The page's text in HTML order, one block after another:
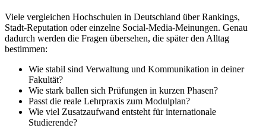
Viele vergleichen Hochschulen in Deutschland über Rankings,
Stadt-Reputation oder einzelne Social-Media-Meinungen. Genau
dadurch werden die Fragen übersehen, die später den Alltag
bestimmen:
Wie stabil sind Verwaltung und Kommunikation in deiner
Fakultät?
Wie stark ballen sich Prüfungen in kurzen Phasen?
Passt die reale Lehrpraxis zum Modulplan?
Wie viel Zusatzaufwand entsteht für internationale
Studierende?